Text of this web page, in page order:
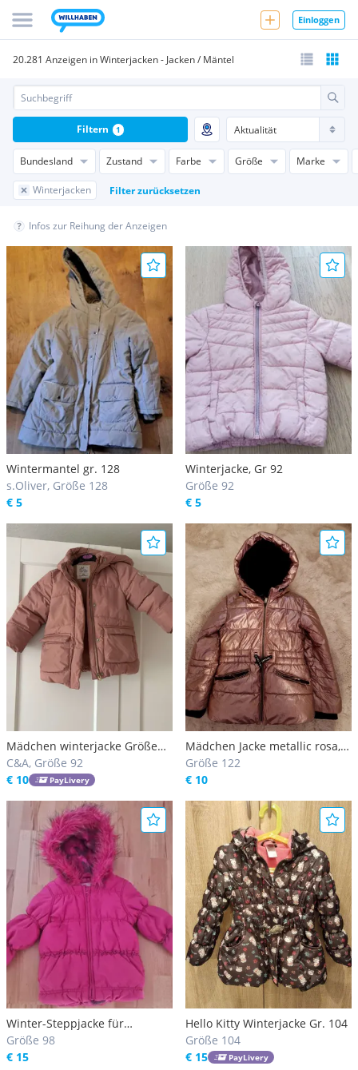
Einloggen
20.281 Anzeigen in Winterjacken - Jacken / Mäntel
Bundesland Zustand Farbe Größe Marke
Winterjacken Filter zurücksetzen
Filtern 1
Infos zur Reihung der Anzeigen
Wintermantel gr. 128
s.Oliver, Größe 128
€ 5
Winterjacke, Gr 92
Größe 92
€ 5
Mädchen winterjacke Größe
92 c&a
C&A, Größe 92
€ 10
PayLivery
Mädchen Jacke metallic rosa,
Größe 122
Größe 122
€ 10
Winter-Steppjacke für
Mädchen (Größe 98)
Größe 98
€ 15
Hello Kitty Winterjacke Gr. 104
Größe 104
€ 15
PayLivery